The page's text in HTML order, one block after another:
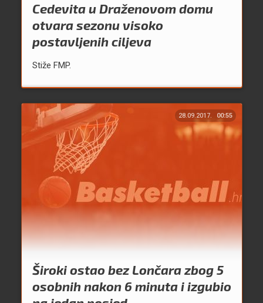
Cedevita u Draženovom domu
otvara sezonu visoko
postavljenih ciljeva
Stiže FMP.
28.09.2017. 00:55
Široki ostao bez Lončara zbog 5
osobnih nakon 6 minuta i izgubio